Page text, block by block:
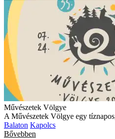
Művészetek Völgye
A Művészetek Völgye egy
Balaton Kapolcs
Bővebben